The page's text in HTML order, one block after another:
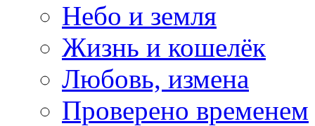
Небо и земля
Жизнь и кошелёк
Любовь, измена
Проверено временем